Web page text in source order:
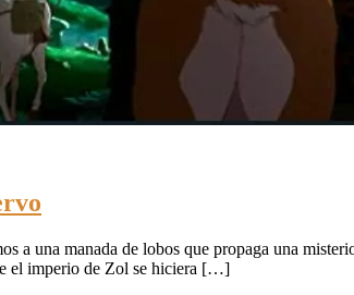
a una manada de lobos que propaga una
el imperio de Zol se hiciera […]